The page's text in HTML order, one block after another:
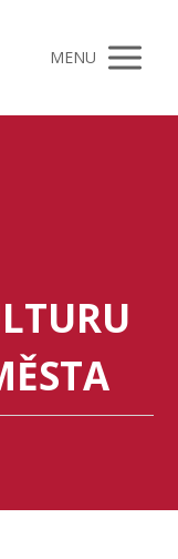
MENU